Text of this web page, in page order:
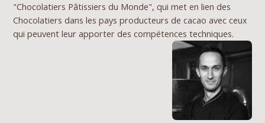
"Chocolatiers Pâtissiers du Monde", qui met en lien des
Chocolatiers dans les pays producteurs de cacao avec ceux
qui peuvent leur apporter des compétences techniques.